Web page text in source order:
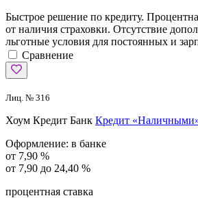
Быстрое решение по кредиту.
от наличия страховки. Отсутствие
льготные условия для постоянных и
Сравнение
Лиц. № 316
Хоум Кредит Банк Кредит
Оформление: в банке
от 7,90 %
от 7,90 до 24,40 %
процентная ставка